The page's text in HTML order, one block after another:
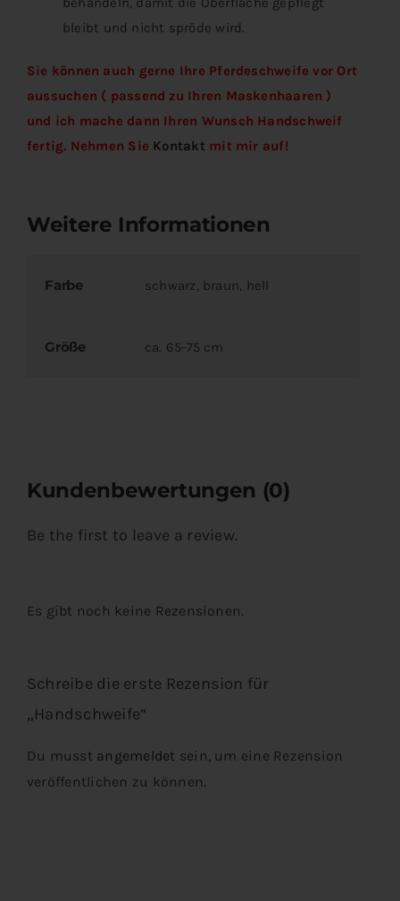
bleibt und nicht spröde wird.
Sie können auch gerne Ihre Pferdeschweife vor Ort
aussuchen ( passend zu Ihren Maskenhaaren )
und ich mache dann Ihren Wunsch Handschweif
fertig. Nehmen Sie Kontakt mit mir auf!
Weitere Informationen
Farbe schwarz, braun, hell
Größe ca. 65-75 cm
Kundenbewertungen (0)
Be the first to leave a review.
Es gibt noch keine Rezensionen.
Schreibe die erste Rezension für
„Handschweife“
Du musst angemeldet sein, um eine Rezension
veröffentlichen zu können.